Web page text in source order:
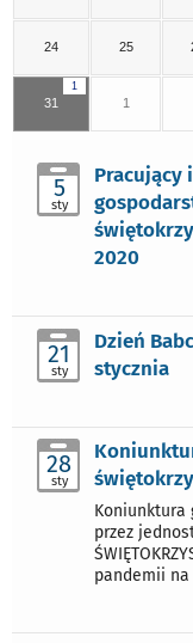
24 25
1
31 1
5
sty
Pracujący
2020
21
sty
Dzień
stycznia
28
sty
Koniunktura
przez
pandemii na